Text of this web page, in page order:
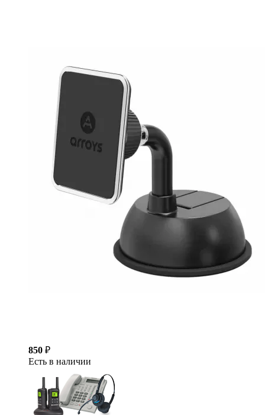
850 ₽
Есть в наличии